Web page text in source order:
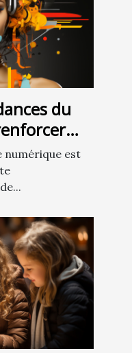
du
en 2023
numérique est